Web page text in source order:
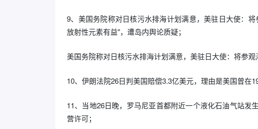
9、美国务院称对日核污水排海计划满意，美驻日大使：
放射性元素有益"，遭岛内舆论质疑；
美国务院称对日核污水排海计划满意，美驻日大使：将参观
10、伊朗法院26日判美国赔偿3.3亿美元，理由是美国曾在
11、当地26日晚，罗马尼亚首都附近一个液化石油气站发
营许可；